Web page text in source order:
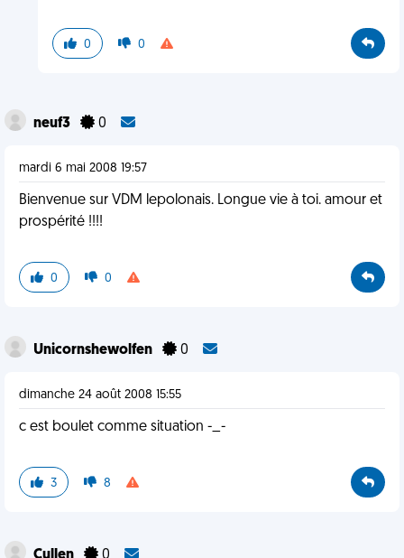
0 0
neuf3 0
mardi 6 mai 2008 19:57
Bienvenue sur VDM lepolonais. Longue vie à toi. amour et
prospérité !!!!
0 0
Unicornshewolfen 0
dimanche 24 août 2008 15:55
c est boulet comme situation -_-
3 8